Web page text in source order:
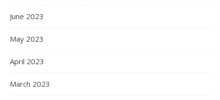
June 2023
May 2023
April 2023
March 2023